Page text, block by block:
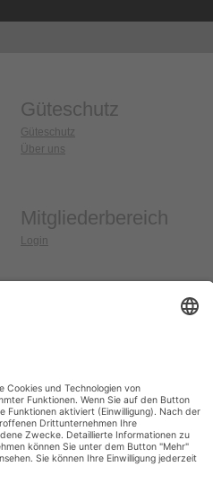
Güteschutz
Güteschutz
Über uns
Mitgliederbereich
Login
So erreichen Sie uns